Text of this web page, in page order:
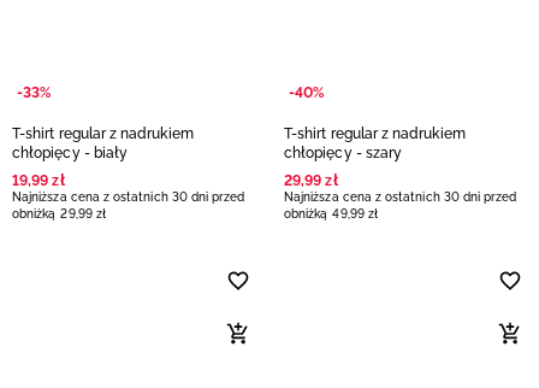
-33%
T-shirt regular z nadrukiem
chłopięcy - biały
19,99 zł
Najniższa cena z ostatnich 30 dni przed
obniżką 29,99 zł
-40%
T-shirt regular z nadrukiem
chłopięcy - szary
29,99 zł
Najniższa cena z ostatnich 30 dni przed
obniżką 49,99 zł